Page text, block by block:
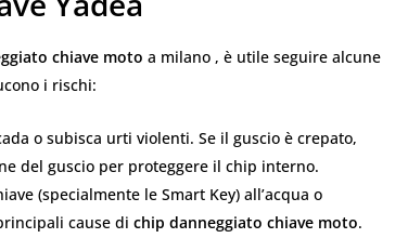
chiave moto a milano , è utile seguire alcune
i rischi:
o subisca urti violenti. Se il guscio è crepato,
del guscio per proteggere il chip interno.
(specialmente le Smart Key) all’acqua o
cause di chip danneggiato chiave moto.